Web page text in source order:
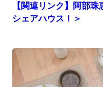
【関連リンク】阿部
シェアハウス！＞